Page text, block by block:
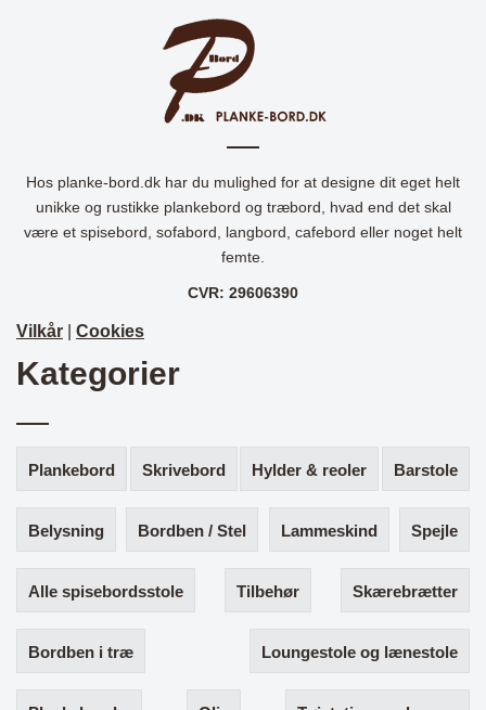
Hos planke-bord.dk har du mulighed for at designe dit eget helt
unikke og rustikke plankebord og træbord, hvad end det skal
være et spisebord, sofabord, langbord, cafebord eller noget helt
femte.
CVR: 29606390
Vilkår Cookies
Kategorier
Plankebord Skrivebord Hylder & reoler Barstole
Belysning Bordben / Stel Lammeskind Spejle
Alle spisebordsstole Tilbehør Skærebrætter
Bordben i træ Loungestole og lænestole